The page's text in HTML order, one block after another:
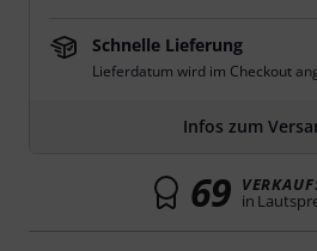
Schnelle Lieferung
Lieferdatum wird im Checkout
Infos zum
69 in